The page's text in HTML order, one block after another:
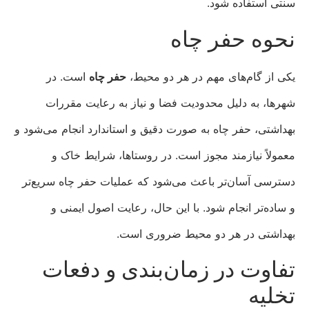
سنتی استفاده شود.
نحوه حفر چاه
یکی از گام‌های مهم در هر دو محیط، حفر چاه است. در
شهرها، به دلیل محدودیت فضا و نیاز به رعایت مقررات
بهداشتی، حفر چاه به صورت دقیق و استاندارد انجام می‌شود و
معمولاً نیازمند مجوز است. در روستاها، شرایط خاک و
دسترسی آسان‌تر باعث می‌شود که عملیات حفر چاه سریع‌تر
و ساده‌تر انجام شود. با این حال، رعایت اصول ایمنی و
بهداشتی در هر دو محیط ضروری است.
تفاوت در زمان‌بندی و دفعات
تخلیه